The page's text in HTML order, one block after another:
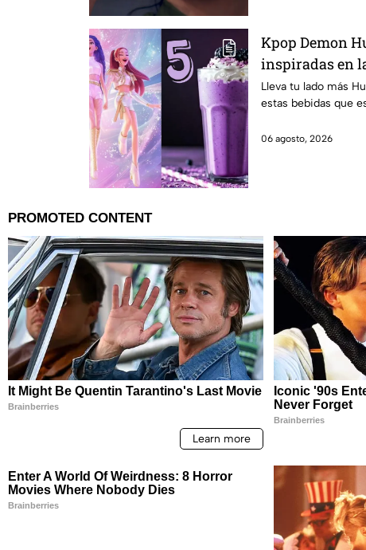
Kpop Demon
inspiradas en
para llevar a la
clases 2026;
Lleva tu lado más
estas bebidas que
06 agosto, 2026